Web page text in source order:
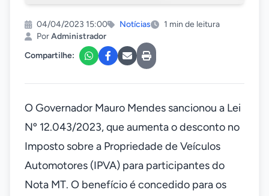
04/04/2023 15:00 Notícias
1 min de leitura
PorAdministrador
Compartilhe:
O Governador Mauro Mendes sancionou a Lei
Nº 12.043/2023, que aumenta o desconto no
Imposto sobre a Propriedade de Veículos
Automotores (IPVA) para participantes do
Nota MT. O benefício é concedido para os